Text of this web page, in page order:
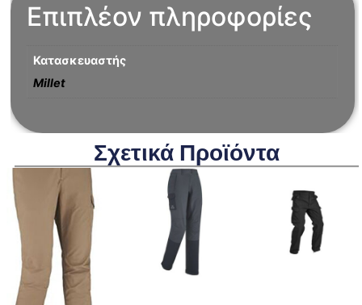
Επιπλέον πληροφορίες
Κατασκευαστής
Millet
Σχετικά Προϊόντα